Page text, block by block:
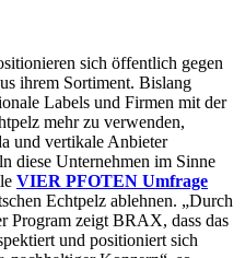
sich öffentlich gegen
ihrem Sortiment. Bislang
Labels und Firmen mit der
mehr zu verwenden,
und vertikale Anbieter
diese Unternehmen im Sinne
VIER PFOTEN Umfrage
Echtpelz ablehnen. „Durch
Program zeigt BRAX, dass das
und positioniert sich